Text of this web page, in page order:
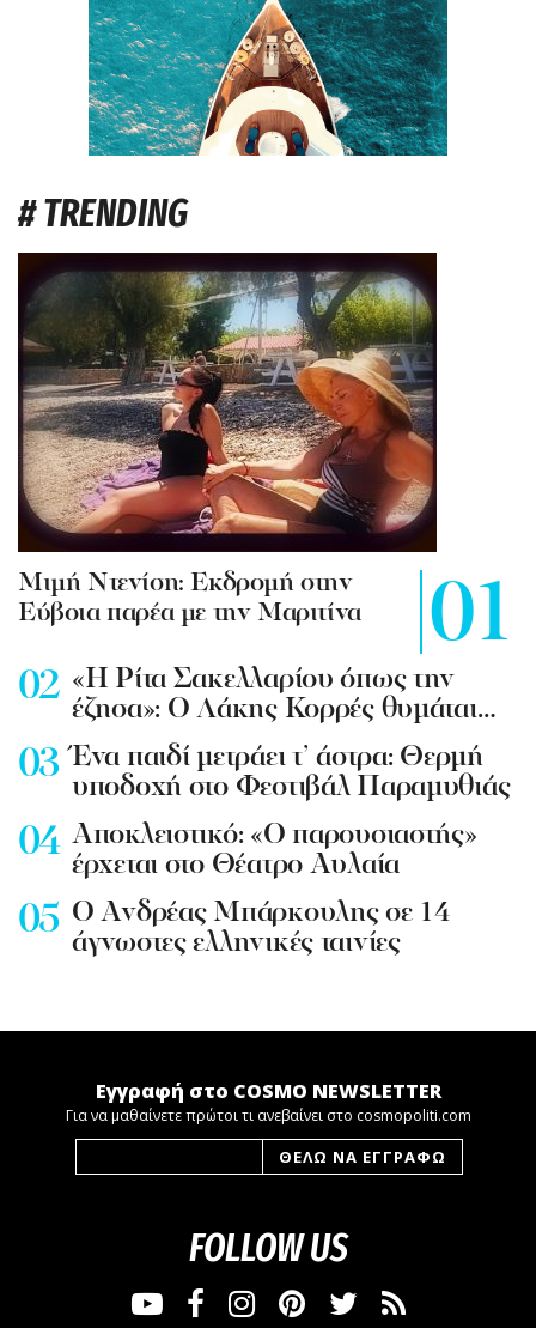
# TRENDING
Mιμή Ντενίση: Εκδρομή στην
Εύβοια παρέα με την Μαριτίνα
«Η Ρίτα Σακελλαρίου όπως την
έζησα»: Ο Λάκης Κορρές θυμάται…
Ένα παιδί μετράει τ’ άστρα: Θερμή
υποδοχή στο Φεστιβάλ Παραμυθιάς
Aποκλειστικό: «Ο παρουσιαστής»
έρχεται στο Θέατρο Αυλαία
Ο Ανδρέας Μπάρκουλης σε 14
άγνωστες ελληνικές ταινίες
Εγγραφή στο COSMO NEWSLETTER
Για να μαθαίνετε πρώτοι τι ανεβαίνει στο cosmopoliti.com
FOLLOW US